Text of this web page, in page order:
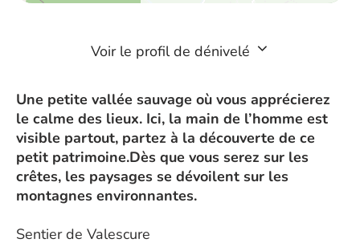
Voir le profil de dénivelé
Une petite vallée sauvage où vous apprécierez
le calme des lieux. Ici, la main de l’homme est
visible partout, partez à la découverte de ce
petit patrimoine.Dès que vous serez sur les
crêtes, les paysages se dévoilent sur les
montagnes environnantes.
Sentier de Valescure